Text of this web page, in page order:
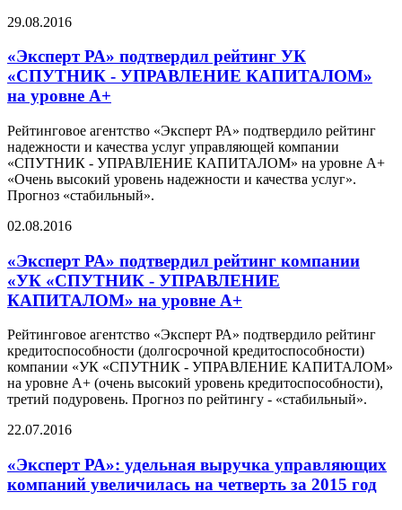
29.08.2016
«Эксперт РА» подтвердил рейтинг УК
«СПУТНИК - УПРАВЛЕНИЕ КАПИТАЛОМ»
на уровне А+
Рейтинговое агентство «Эксперт РА» подтвердило рейтинг
надежности и качества услуг управляющей компании
«СПУТНИК - УПРАВЛЕНИЕ КАПИТАЛОМ» на уровне А+
«Очень высокий уровень надежности и качества услуг».
Прогноз «стабильный».
02.08.2016
«Эксперт РА» подтвердил рейтинг компании
«УК «СПУТНИК - УПРАВЛЕНИЕ
КАПИТАЛОМ» на уровне А+
Рейтинговое агентство «Эксперт РА» подтвердило рейтинг
кредитоспособности (долгосрочной кредитоспособности)
компании «УК «СПУТНИК - УПРАВЛЕНИЕ КАПИТАЛОМ»
на уровне А+ (очень высокий уровень кредитоспособности),
третий подуровень. Прогноз по рейтингу - «стабильный».
22.07.2016
«Эксперт РА»: удельная выручка управляющих
компаний увеличилась на четверть за 2015 год